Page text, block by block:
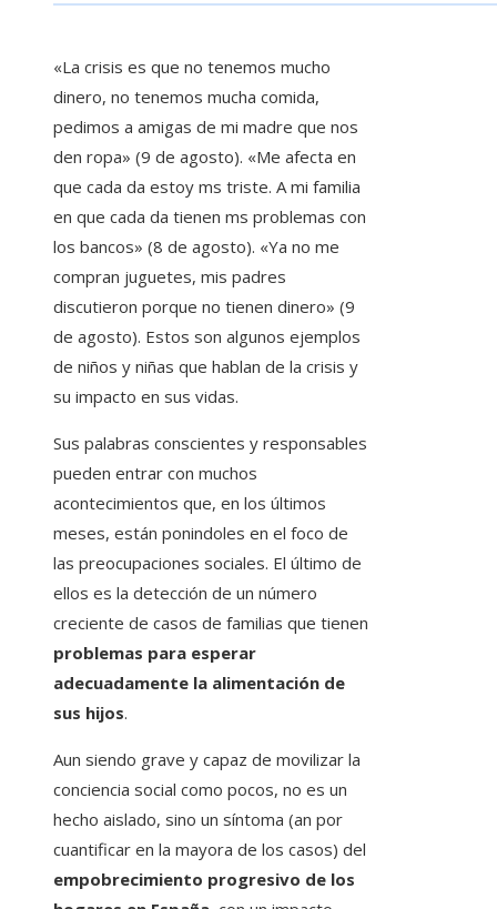
«La crisis es que no tenemos mucho
dinero, no tenemos mucha comida,
pedimos a amigas de mi madre que nos
den ropa» (9 de agosto). «Me afecta en
que cada da estoy ms triste. A mi familia
en que cada da tienen ms problemas con
los bancos» (8 de agosto). «Ya no me
compran juguetes, mis padres
discutieron porque no tienen dinero» (9
de agosto). Estos son algunos ejemplos
de niños y niñas que hablan de la crisis y
su impacto en sus vidas.
Sus palabras conscientes y responsables
pueden entrar con muchos
acontecimientos que, en los últimos
meses, están ponindoles en el foco de
las preocupaciones sociales. El último de
ellos es la detección de un número
creciente de casos de familias que tienen
problemas para esperar
adecuadamente la alimentación de
sus hijos.
Aun siendo grave y capaz de movilizar la
conciencia social como pocos, no es un
hecho aislado, sino un síntoma (an por
cuantificar en la mayora de los casos) del
empobrecimiento progresivo de los